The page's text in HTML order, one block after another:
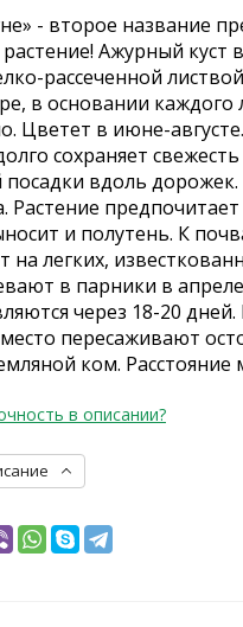
- второе название
Ажурный куст
рассеченной
в основании каждого
Цветет в июне-
сохраняет
посадки вдоль дорожек.
Растение
и полутень. К
на легких,
в парники в
через 18-20
пересаживают
ком.
в описании?